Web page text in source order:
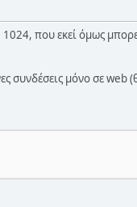
που εκεί όμως
συνδέσεις μόνο σε web